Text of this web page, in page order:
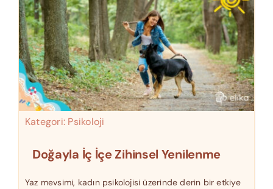
Kategori: Psikoloji
Doğayla İç İçe Zihinsel Yenilenme
Yaz mevsimi, kadın psikolojisi üzerinde derin bir etkiye